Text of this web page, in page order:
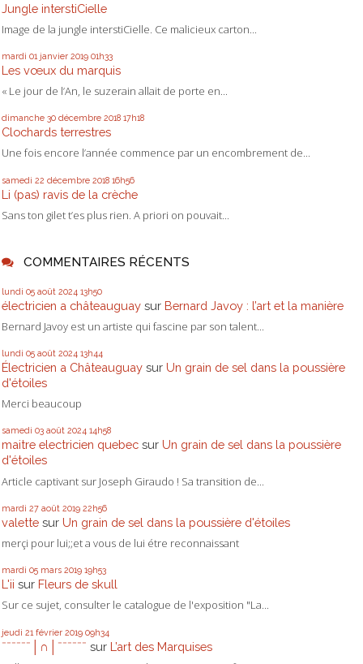
Jungle interstiCielle
Image de la jungle interstiCielle. Ce malicieux carton...
mardi 01 janvier 2019 01h33
Les vœux du marquis
« Le jour de l’An, le suzerain allait de porte en...
dimanche 30 décembre 2018 17h18
Clochards terrestres
Une fois encore l’année commence par un encombrement de...
samedi 22 décembre 2018 16h56
Li (pas) ravis de la crèche
Sans ton gilet t’es plus rien. A priori on pouvait...
COMMENTAIRES RÉCENTS
lundi 05 août 2024 13h50
électricien a châteauguay sur Bernard Javoy : l’art et la manière
Bernard Javoy est un artiste qui fascine par son talent...
lundi 05 août 2024 13h44
Électricien a Châteauguay sur Un grain de sel dans la poussière
d'étoiles
Merci beaucoup
samedi 03 août 2024 14h58
maitre electricien quebec sur Un grain de sel dans la poussière
d'étoiles
Article captivant sur Joseph Giraudo ! Sa transition de...
mardi 27 août 2019 22h56
valette sur Un grain de sel dans la poussière d'étoiles
merçi pour lui;;et a vous de lui étre reconnaissant
mardi 05 mars 2019 19h53
L'ii sur Fleurs de skull
Sur ce sujet, consulter le catalogue de l'exposition "La...
jeudi 21 février 2019 09h34
ˉˉˉˉˉˉ│∩│ˉˉˉˉˉˉ sur L’art des Marquises